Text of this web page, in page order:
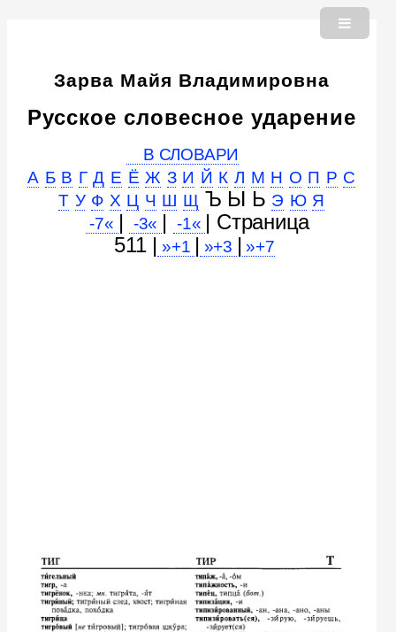
Зарва Майя Владимировна
Русское словесное ударение
В СЛОВАРИ
А Б В Г Д Е Ё Ж З И Й К Л М Н О П Р С
Т У Ф Х Ц Ч Ш Щ Ъ Ы Ь Э Ю Я
-7« | -3« | -1« | Cтраница
511 | »+1 | »+3 | »+7